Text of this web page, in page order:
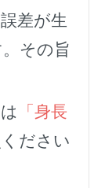
差が生
その旨
「身長
ださい